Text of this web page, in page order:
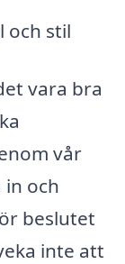
och stil
vara bra
vår
och
beslutet
inte att